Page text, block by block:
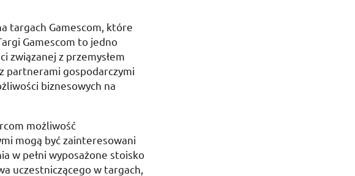
targach Gamescom , które
Gamescom to jedno
związanej z przemysłem
partnerami gospodarczymi
biznesowych na
możliwość
mogą być zainteresowani
w pełni wyposażone stoisko
uczestniczącego w targach,